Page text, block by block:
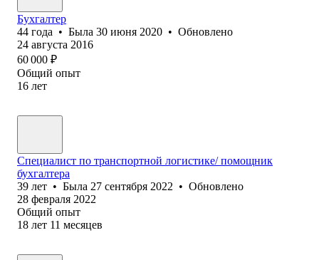
Бухгалтер
44 года • Была 30 июня 2020 • Обновлено
24 августа 2016
60 000 ₽
Общий опыт
16 лет
Специалист по транспортной логистике/ помощник
бухгалтера
39 лет • Была 27 сентября 2022 • Обновлено
28 февраля 2022
Общий опыт
18 лет 11 месяцев